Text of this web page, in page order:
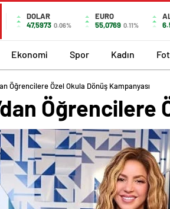
DOLAR
47,5973 0.06%
EURO
55,0769 0.11%
Ekonomi Spor Kadın
Öğrencilere Özel Okula Dönüş Kampanyası
Öğrencilere